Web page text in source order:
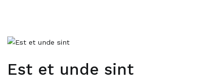
Est et unde sint